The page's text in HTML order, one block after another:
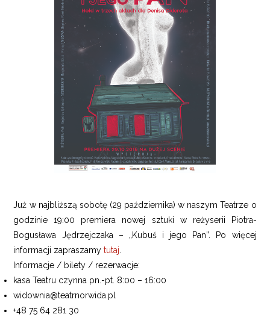
Już w najbliższą sobotę (29 października) w naszym Teatrze o
godzinie 19:00 premiera nowej sztuki w reżyserii Piotra-
Bogusława Jędrzejczaka – „Kubuś i jego Pan”. Po więcej
informacji zapraszamytutaj.
Informacje / bilety / rezerwacje:
kasa Teatru czynna pn.-pt. 8:00 – 16:00
widownia@teatrnorwida.pl
+48 75 64 281 30